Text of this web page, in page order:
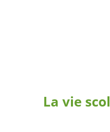
La vie